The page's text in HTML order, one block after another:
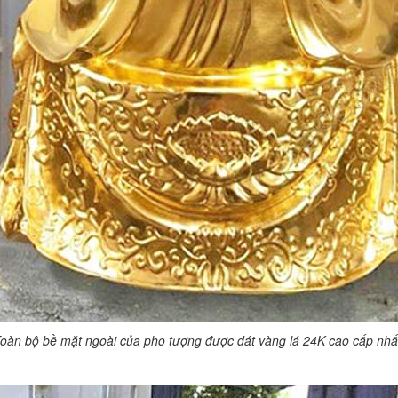
bộ bề mặt ngoài của pho tượng được dát vàng lá 24K cao cấp